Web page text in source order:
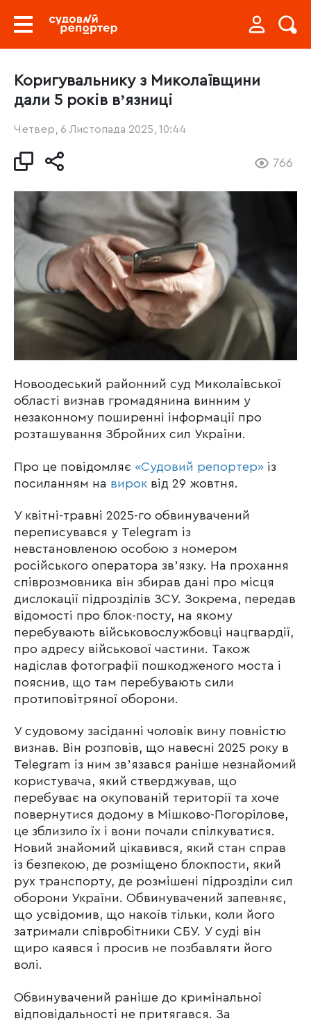
Коригувальнику з Миколаївщини
дали 5 років вʼязниці
Четвер, 6 Листопада 2025, 10:44
766
Новоодеський районний суд Миколаївської
області визнав громадянина винним у
незаконному поширенні інформації про
розташування Збройних сил України.
Про це повідомляє «Судовий репортер» із
посиланням на вирок від 29 жовтня.
У квітні-травні 2025-го обвинувачений
переписувався у Telegram із
невстановленою особою з номером
російського оператора звʼязку. На прохання
співрозмовника він збирав дані про місця
дислокації підрозділів ЗСУ. Зокрема, передав
відомості про блок-посту, на якому
перебувають військовослужбовці нацгвардії,
про адресу військової частини. Також
надіслав фотографії пошкодженого моста і
пояснив, що там перебувають сили
протиповітряної оборони.
У судовому засіданні чоловік вину повністю
визнав. Він розповів, що навесні 2025 року в
Telegram із ним звʼязався раніше незнайомий
користувача, який стверджував, що
перебуває на окупованій території та хоче
повернутися додому в Мішково-Погорілове,
це зблизило їх і вони почали спілкуватися.
Новий знайомий цікавився, який стан справ
із безпекою, де розміщено блокпости, який
рух транспорту, де розмішені підрозділи сил
оборони України. Обвинувачений запевняє,
що усвідомив, що накоїв тільки, коли його
затримали співробітники СБУ. У суді він
щиро каявся і просив не позбавляти його
волі.
Обвинувачений раніше до кримінальної
відповідальності не притягався. За